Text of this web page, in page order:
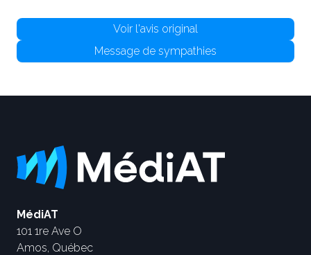
Voir l'avis original
Message de sympathies
MédiAT
101 1re Ave O
Amos, Québec